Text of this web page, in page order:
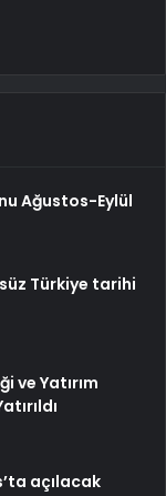
Ağustos-Eylül
Türkiye tarihi
ve Yatırım
açılacak